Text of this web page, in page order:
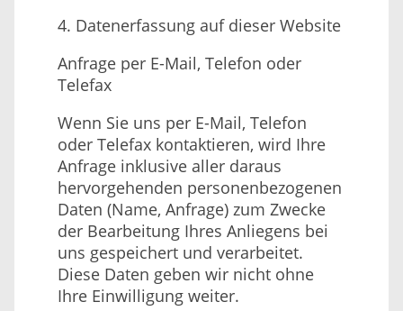
4. Datenerfassung auf dieser Website
Anfrage per E-Mail, Telefon oder
Telefax
Wenn Sie uns per E-Mail, Telefon
oder Telefax kontaktieren, wird Ihre
Anfrage inklusive aller daraus
hervorgehenden personenbezogenen
Daten (Name, Anfrage) zum Zwecke
der Bearbeitung Ihres Anliegens bei
uns gespeichert und verarbeitet.
Diese Daten geben wir nicht ohne
Ihre Einwilligung weiter.